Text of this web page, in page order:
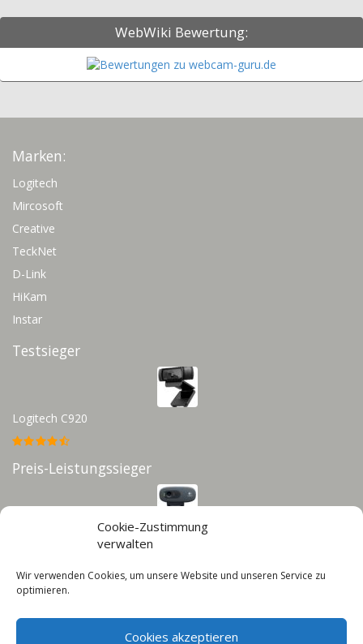
Cookie-Zustimmung
verwalten
Wir verwenden Cookies, um unsere Website und unseren Service zu
optimieren.
Cookies akzeptieren
WebWiki Bewertung:
Marken:
Logitech
Mircosoft
Creative
TeckNet
D-Link
HiKam
Instar
Testsieger
Logitech C920
Preis-Leistungssieger
Infos